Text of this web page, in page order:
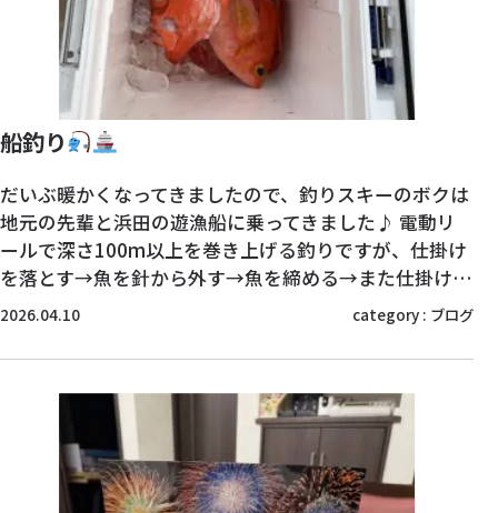
船釣り
だいぶ暖かくなってきましたので、釣りスキーのボクは
地元の先輩と浜田の遊漁船に乗ってきました♪ 電動リ
ールで深さ100m以上を巻き上げる釣りですが、仕掛け
を落とす→魚を針から外す→魚を締める→また仕掛け…
2026.04.10 category : ブログ